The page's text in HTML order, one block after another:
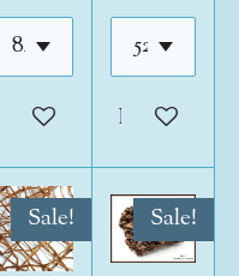
den Warenkorb
In den
Sale! Sale!